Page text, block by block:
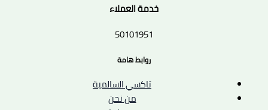
خدمة العملاء
50101951
روابط هامة
تاكسي السالمية
من نحن